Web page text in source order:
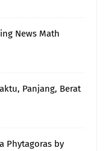
News Math
Panjang, Berat
Phytagoras by